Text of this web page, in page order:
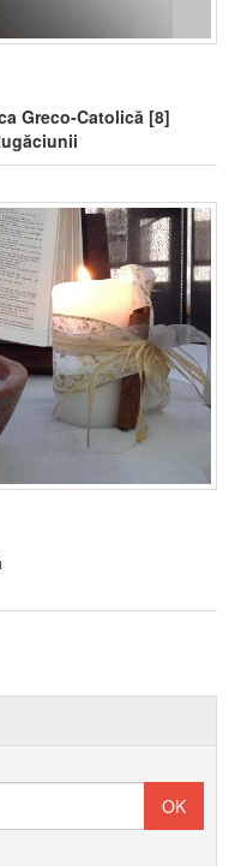
Greco-Catolică [8]